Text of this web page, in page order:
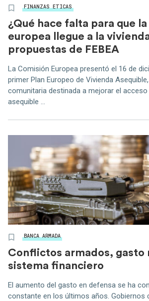
FINANZAS ETICAS
¿Qué hace falta para que
europea llegue a la
propuestas de FEBEA
La Comisión Europea presentó el 16 de
primer Plan Europeo de Vivienda
comunitaria destinada a mejorar el acceso
asequible ...
BANCA ARMADA
Conflictos armados, gasto
sistema financiero
El aumento del gasto en defensa se ha
constante en los últimos años. Gobiernos